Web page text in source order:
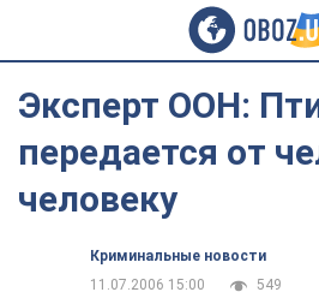
Эксперт ООН:
передается от
человеку
Криминальные новости
11.07.2006 15:00
549